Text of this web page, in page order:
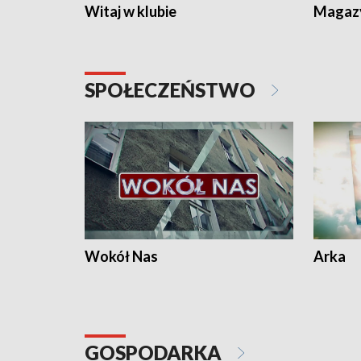
Witaj w klubie
SPOŁECZEŃSTWO
Wokół Nas Arka
GOSPODARKA